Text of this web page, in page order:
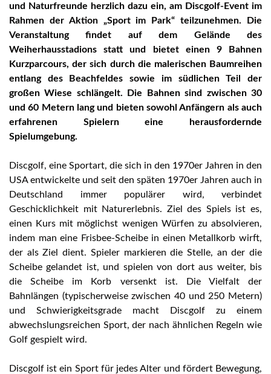
und Naturfreunde herzlich dazu ein, am Discgolf-Event im
Rahmen der Aktion „Sport im Park“ teilzunehmen. Die
Veranstaltung findet auf dem Gelände des
Weiherhausstadions statt und bietet einen 9 Bahnen
Kurzparcours, der sich durch die malerischen Baumreihen
entlang des Beachfeldes sowie im südlichen Teil der
großen Wiese schlängelt. Die Bahnen sind zwischen 30
und 60 Metern lang und bieten sowohl Anfängern als auch
erfahrenen Spielern eine herausfordernde
Spielumgebung.
Discgolf, eine Sportart, die sich in den 1970er Jahren in den
USA entwickelte und seit den späten 1970er Jahren auch in
Deutschland immer populärer wird, verbindet
Geschicklichkeit mit Naturerlebnis. Ziel des Spiels ist es,
einen Kurs mit möglichst wenigen Würfen zu absolvieren,
indem man eine Frisbee-Scheibe in einen Metallkorb wirft,
der als Ziel dient. Spieler markieren die Stelle, an der die
Scheibe gelandet ist, und spielen von dort aus weiter, bis
die Scheibe im Korb versenkt ist. Die Vielfalt der
Bahnlängen (typischerweise zwischen 40 und 250 Metern)
und Schwierigkeitsgrade macht Discgolf zu einem
abwechslungsreichen Sport, der nach ähnlichen Regeln wie
Golf gespielt wird.
Discgolf ist ein Sport für jedes Alter und fördert Bewegung,